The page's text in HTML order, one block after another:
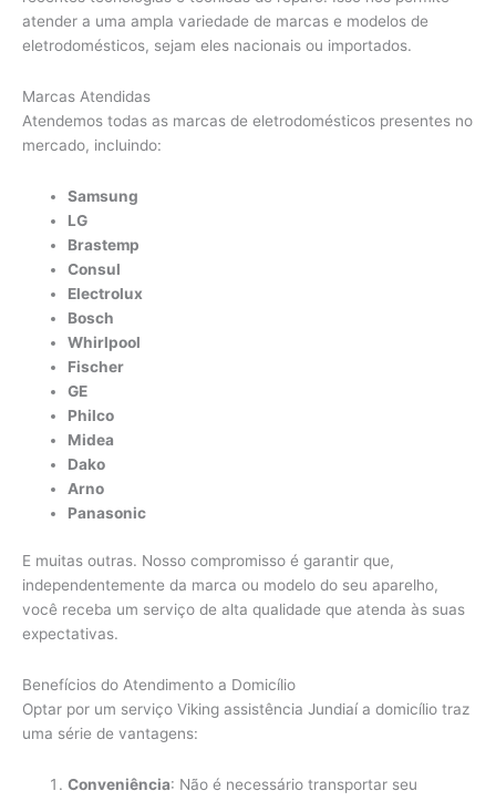
atender a uma ampla variedade de marcas e modelos de
eletrodomésticos, sejam eles nacionais ou importados.
Marcas Atendidas
Atendemos todas as marcas de eletrodomésticos presentes no
mercado, incluindo:
Samsung
LG
Brastemp
Consul
Electrolux
Bosch
Whirlpool
Fischer
GE
Philco
Midea
Dako
Arno
Panasonic
E muitas outras. Nosso compromisso é garantir que,
independentemente da marca ou modelo do seu aparelho,
você receba um serviço de alta qualidade que atenda às suas
expectativas.
Benefícios do Atendimento a Domicílio
Optar por um serviço Viking assistência Jundiaí a domicílio traz
uma série de vantagens:
Conveniência: Não é necessário transportar seu